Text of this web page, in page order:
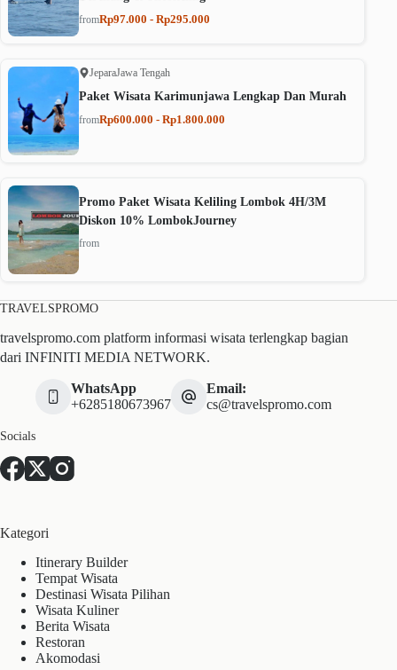
fromRp97.000 - Rp295.000
JeparaJawa Tengah
Paket Wisata Karimunjawa Lengkap Dan Murah
fromRp600.000 - Rp1.800.000
Promo Paket Wisata Keliling Lombok 4H/3M
Diskon 10% LombokJourney
from
TRAVELSPROMO
travelspromo.com platform informasi wisata terlengkap bagian
dari INFINITI MEDIA NETWORK.
WhatsApp
+6285180673967
Email:
cs@travelspromo.com
Socials
Kategori
Itinerary Builder
Tempat Wisata
Destinasi Wisata Pilihan
Wisata Kuliner
Berita Wisata
Restoran
Akomodasi